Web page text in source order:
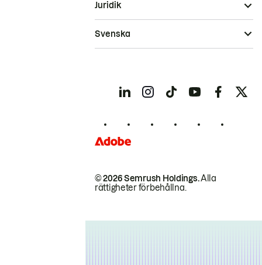
© 2026 Semrush Holdings.Alla
rättigheter förbehållna.
Juridik
Svenska